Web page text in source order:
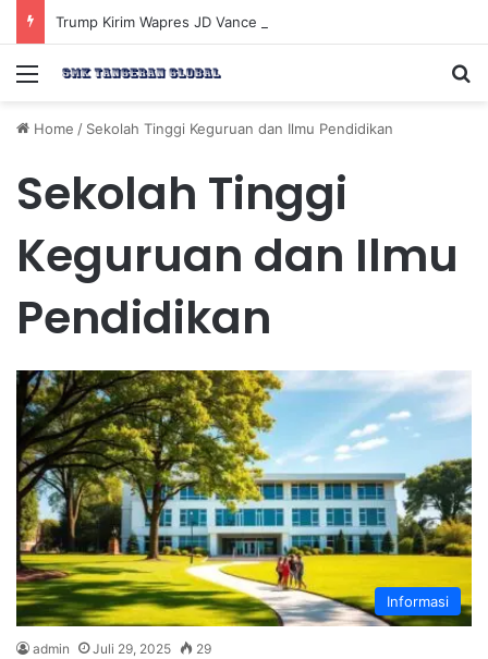
Menu
Home / Sekolah Tinggi Keguruan dan Ilmu Pendidikan
Sekolah Tinggi
Keguruan dan Ilmu
Pendidikan
Informasi
admin Juli 29, 2025 29